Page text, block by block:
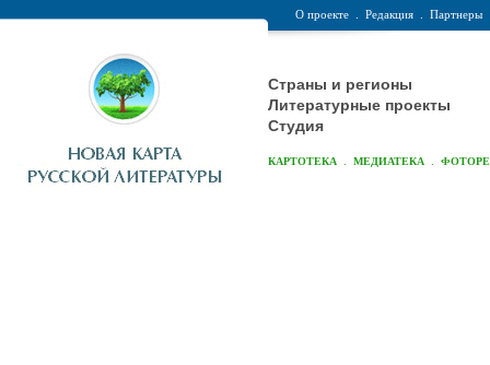
О проекте Редакция Партнеры
Страны и регионы
Литературные проекты
Студия
КАРТОТЕКА МЕДИАТЕКА